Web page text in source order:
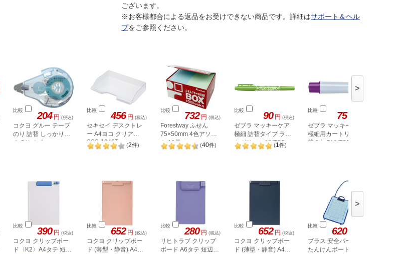
ございます。
※お客様都合による返品をお受けできない商品です。詳細はサポート＆ヘル
プをご参照ください。
比較 204 円 (税込)
コクヨ グルー テープ
のり 詰替 しっかり貼
る Sサイズ
比較 456 円 (税込)
セキセイ デスクトレ
ー A4ヨコ クリア
SSS-1340T
(2件)
比較 732 円 (税込)
Forestway ふせん
75×50mm 4色アソー
ト 10冊
(40件)
比較 90 円 (税込)
ゼブラ マッキーケア
極細 詰替タイプ ライ
トグリーン YYTS5-
LG
(1件)
比較 75
ゼブラ マッキーケア
極細用カートリッジ
紫 2本 RYYTS5-PU
>
比較 390 円 (税込)
コクヨ クリップボー
ド〈K2〉A4タテ 短辺
比較 652 円 (税込)
コクヨ クリップボー
ド (薄型・静音) A4タ
比較 280 円 (税込)
リヒトラブ クリップ
ボード A6タテ 短辺と
比較 652 円 (税込)
コクヨ クリップボー
ド (薄型・静音) A4タ
比較 620
プラス 安全パーツ付
たんけんボード ブル
>